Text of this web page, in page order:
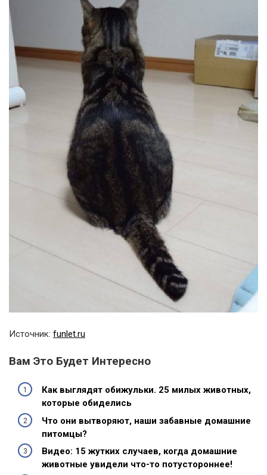
Источник: funlet.ru
Вам Это Будет Интересно
Как выглядят обижульки. 25 милых животных,
которые обиделись
Что они вытворяют, наши забавные домашние
питомцы?
Видео: 15 жутких случаев, когда домашние
животные увидели что-то потустороннее!